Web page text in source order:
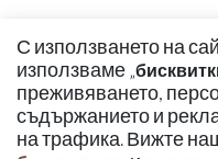
С използването на
използваме „
преживяването,
съдържанието и
на трафика. Вижте